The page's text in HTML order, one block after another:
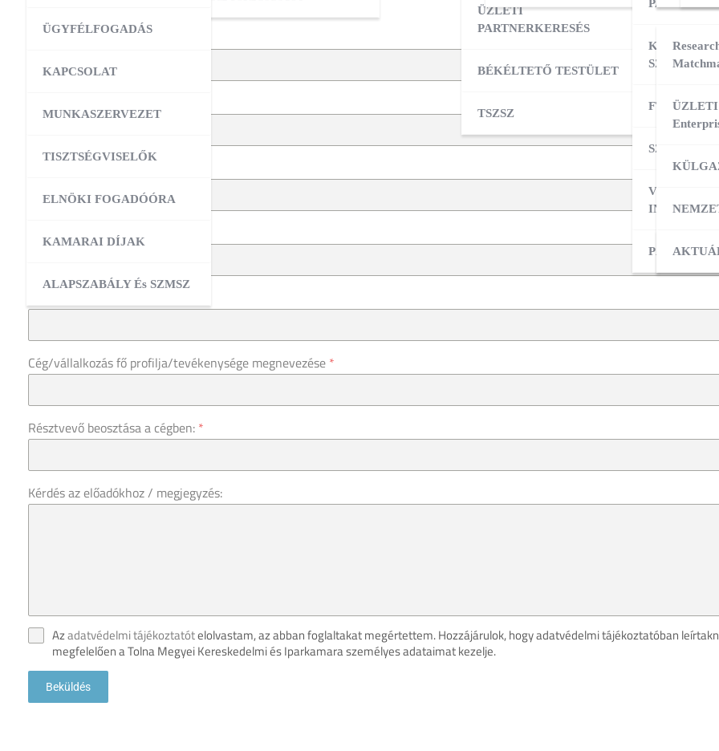
ÜZLETI
PARTNERKERESÉS
BÉKÉLTETŐ TESTÜLET
TSZSZ
KÜLPIACI
FT
INDÍTÁSA
ÜGYFÉLFOGADÁS
KAPCSOLAT
MUNKASZERVEZET
TISZTSÉGVISELŐK
ELNÖKI FOGADÓÓRA
KAMARAI DÍJAK
ALAPSZABÁLY És SZMSZ
A résztvevő neve:*
Cég/vállalkozás neve:
Cég/vállalkozás fő profilja/tevékenysége megnevezése *
Résztvevő beosztása a cégben: *
Kérdés az előadókhoz / megjegyzés:
Azadatvédelmi tájékoztatótelolvastam, az abban foglaltakat megértettem. Hozzájárulok, hogy adatvédelmi tájékoztatóban
megfelelően a Tolna Megyei Kereskedelmi és Iparkamara személyes adataimat kezelje.
Beküldés